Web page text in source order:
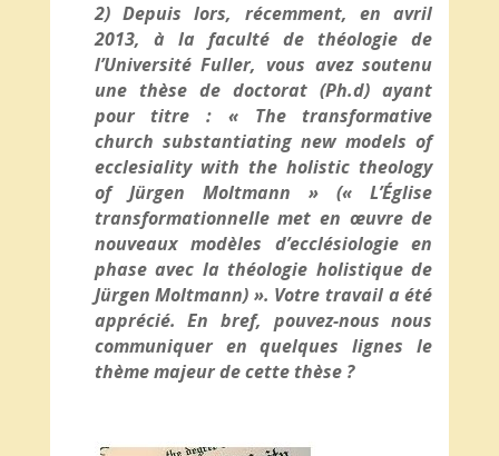
2) Depuis lors, récemment, en avril
2013, à la faculté de théologie de
l’Université Fuller, vous avez soutenu
une thèse de doctorat (Ph.d) ayant
pour titre : « The transformative
church substantiating new models of
ecclesiality with the holistic theology
of Jürgen Moltmann » (« L’Église
transformationnelle met en œuvre de
nouveaux modèles d’ecclésiologie en
phase avec la théologie holistique de
Jürgen Moltmann) ». Votre travail a été
apprécié. En bref, pouvez-nous nous
communiquer en quelques lignes le
thème majeur de cette thèse ?